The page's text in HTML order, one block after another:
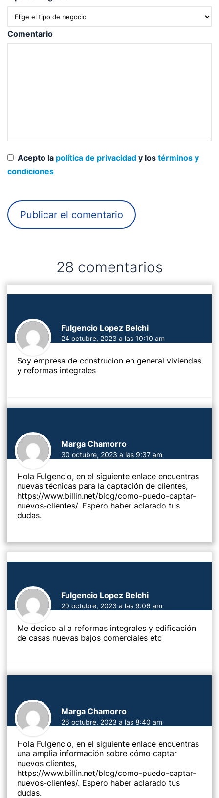
Comentario
Acepto la política de privacidad y los términos y
condiciones
28 comentarios
Fulgencio Lopez Belchi
24 octubre, 2023 a las 10:10 am
Soy empresa de construcion en general viviendas
y reformas integrales
Marga Chamorro
30 octubre, 2023 a las 9:37 am
Hola Fulgencio, en el siguiente enlace encuentras
nuevas técnicas para la captación de clientes,
https://www.billin.net/blog/como-puedo-captar-
nuevos-clientes/. Espero haber aclarado tus
dudas.
Fulgencio Lopez Belchi
20 octubre, 2023 a las 9:06 am
Me dedico al a reformas integrales y edificación
de casas nuevas bajos comerciales etc
Marga Chamorro
26 octubre, 2023 a las 8:40 am
Hola Fulgencio, en el siguiente enlace encuentras
una amplia información sobre cómo captar
nuevos clientes,
https://www.billin.net/blog/como-puedo-captar-
nuevos-clientes/. Espero haber aclarado tus
dudas.